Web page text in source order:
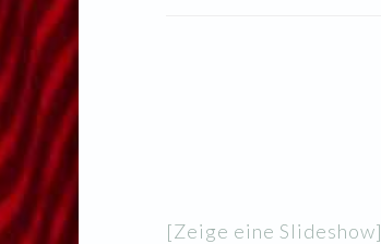
[Zeige eine Slideshow]